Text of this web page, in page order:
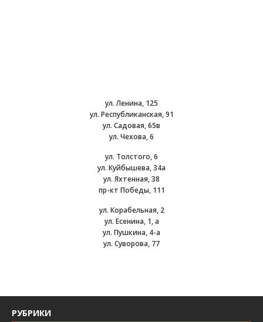
ул. Ленина, 125
ул. Республиканская, 91
ул. Садовая, 65в
ул. Чехова, 6
ул. Толстого, 6
ул. Куйбышева, 34а
ул. Яхтенная, 38
пр-кт Победы, 111
ул. Корабельная, 2
ул. Есенина, 1, а
ул. Пушкина, 4-а
ул. Суворова, 77
РУБРИКИ